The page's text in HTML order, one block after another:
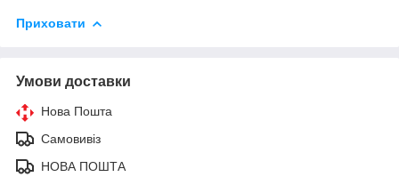
Приховати
Умови доставки
Нова Пошта
Самовивіз
НОВА ПОШТА